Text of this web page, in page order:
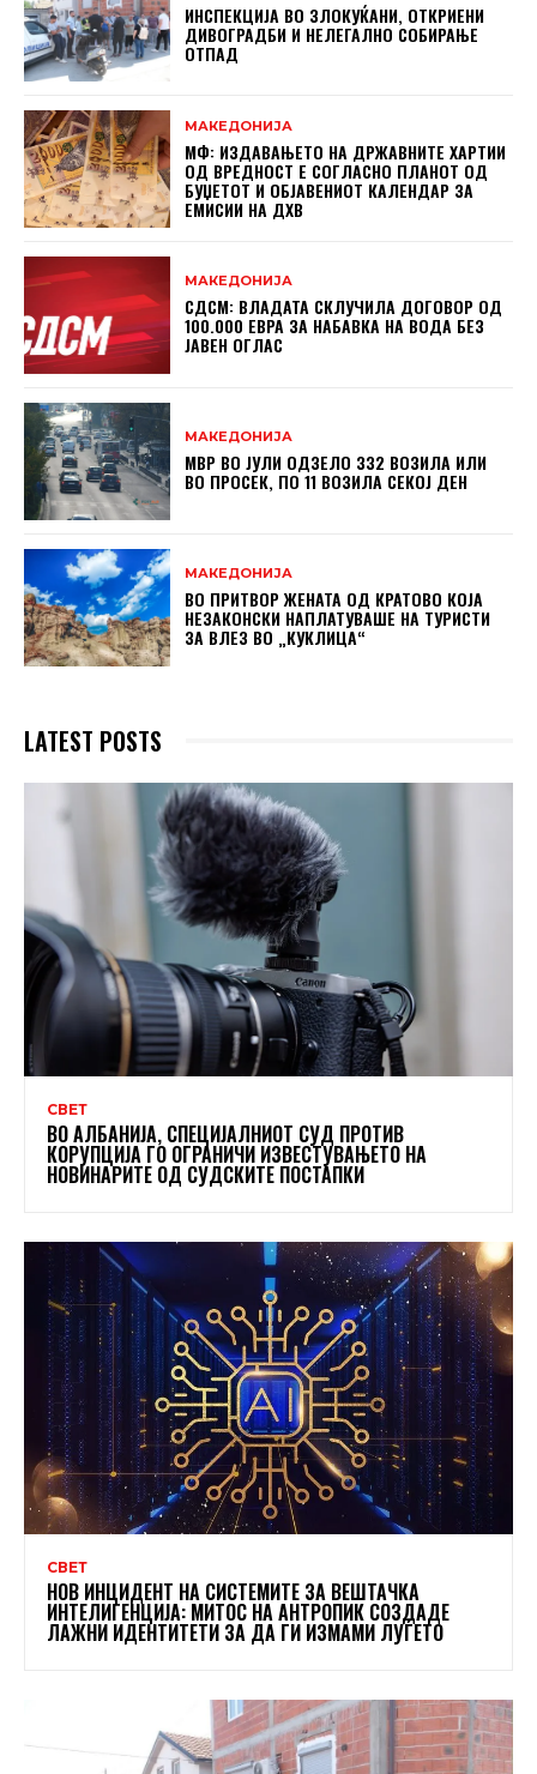
ИНСПЕКЦИЈА ВО ЗЛОКУЌАНИ, ОТКРИЕНИ
ДИВОГРАДБИ И НЕЛЕГАЛНО СОБИРАЊЕ
ОТПАД
МАКЕДОНИЈА
МФ: ИЗДАВАЊЕТО НА ДРЖАВНИТЕ ХАРТИИ
ОД ВРЕДНОСТ Е СОГЛАСНО ПЛАНОТ ОД
БУЏЕТОТ И ОБЈАВЕНИОТ КАЛЕНДАР ЗА
ЕМИСИИ НА ДХВ
МАКЕДОНИЈА
СДСМ: ВЛАДАТА СКЛУЧИЛА ДОГОВОР ОД
100.000 ЕВРА ЗА НАБАВКА НА ВОДА БЕЗ
ЈАВЕН ОГЛАС
МАКЕДОНИЈА
МВР ВО ЈУЛИ ОДЗЕЛО 332 ВОЗИЛА ИЛИ
ВО ПРОСЕК, ПО 11 ВОЗИЛА СЕКОЈ ДЕН
МАКЕДОНИЈА
ВО ПРИТВОР ЖЕНАТА ОД КРАТОВО КОЈА
НЕЗАКОНСКИ НАПЛАТУВАШЕ НА ТУРИСТИ
ЗА ВЛЕЗ ВО „КУКЛИЦА“
LATEST POSTS
СВЕТ
ВО АЛБАНИЈА, СПЕЦИЈАЛНИОТ СУД ПРОТИВ
КОРУПЦИЈА ГО ОГРАНИЧИ ИЗВЕСТУВАЊЕТО НА
НОВИНАРИТЕ ОД СУДСКИТЕ ПОСТАПКИ
СВЕТ
НОВ ИНЦИДЕНТ НА СИСТЕМИТЕ ЗА ВЕШТАЧКА
ИНТЕЛИГЕНЦИЈА: МИТОС НА АНТРОПИК СОЗДАДЕ
ЛАЖНИ ИДЕНТИТЕТИ ЗА ДА ГИ ИЗМАМИ ЛУЃЕТО